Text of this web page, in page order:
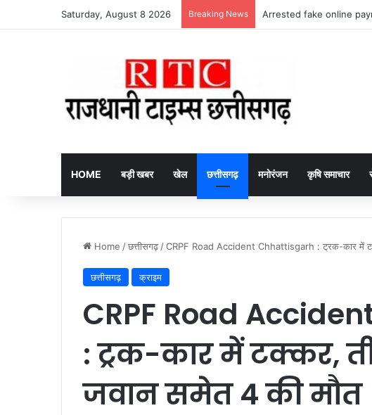
Saturday, August 8 2026 Breaking News Arrested fake online
HOME बड़ी खबर खेल छत्तीसगढ़ मनोरंजन कृषि समाचार
Home /छत्तीसगढ़ /CRPF Road Accident Chhattisgarh : ट्रक-कार में
छत्तीसगढ़ क्राइम
CRPF Road
: ट्रक-कार में टक्कर,
जवान समेत 4 की मौत